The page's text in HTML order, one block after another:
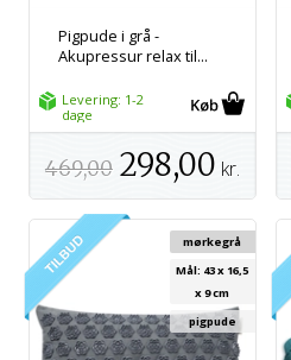
Pigpude i grå -
Akupressur relax til...
Levering: 1-2
dage
469,00 298,00 kr.
mørkegrå
Mål: 43 x 16,5
x 9 cm
pigpude